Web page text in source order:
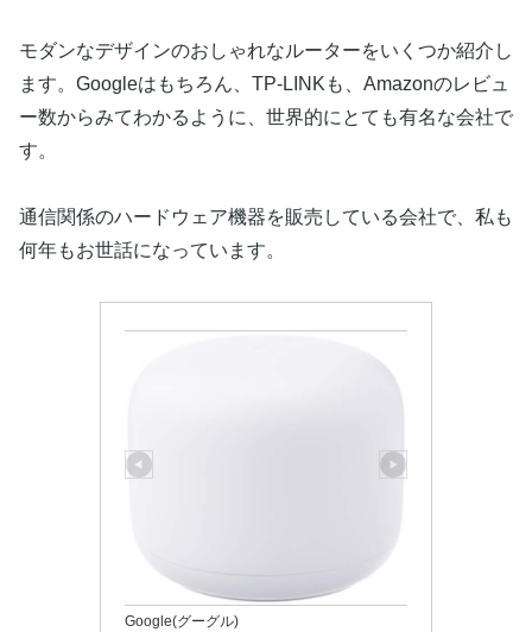
モダンなデザインのおしゃれなルーターをいくつか紹介し
ます。Googleはもちろん、TP-LINKも、Amazonのレビュ
ー数からみてわかるように、世界的にとても有名な会社で
す。
通信関係のハードウェア機器を販売している会社で、私も
何年もお世話になっています。
Google(グーグル)